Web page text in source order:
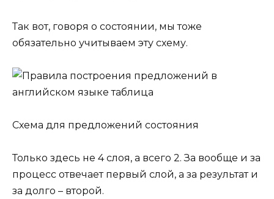
Так вот, говоря о состоянии, мы тоже
обязательно учитываем эту схему.
Схема для предложений состояния
Только здесь не 4 слоя, а всего 2. За вообще и за
процесс отвечает первый слой, а за результат и
за долго – второй.